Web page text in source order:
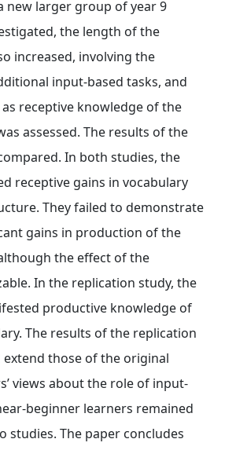
new larger group of year 9
the length of the
increased, involving the
input‐based tasks, and
receptive knowledge of the
assessed. The results of the
In both studies, the
receptive gains in vocabulary
They failed to demonstrate
gains in production of the
the effect of the
In the replication study, the
productive knowledge of
The results of the replication
those of the original
views about the role of input‐
learners remained
studies. The paper concludes